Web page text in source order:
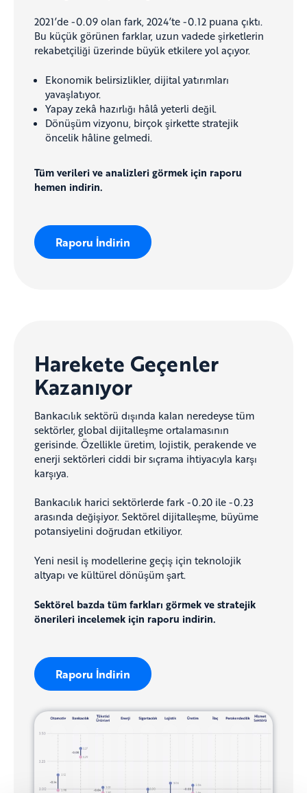
2021’de -0.09 olan fark, 2024’te -0.12 puana çıktı.
Bu küçük görünen farklar, uzun vadede şirketlerin
rekabetçiliği üzerinde büyük etkilere yol açıyor.
Ekonomik belirsizlikler, dijital yatırımları
yavaşlatıyor.
Yapay zekâ hazırlığı hâlâ yeterli değil.
Dönüşüm vizyonu, birçok şirkette stratejik
öncelik hâline gelmedi.
Tüm verileri ve analizleri görmek için raporu
hemen indirin.
Raporu İndirin
Harekete Geçenler
Kazanıyor
Bankacılık sektörü dışında kalan neredeyse tüm
sektörler, global dijitalleşme ortalamasının
gerisinde. Özellikle üretim, lojistik, perakende ve
enerji sektörleri ciddi bir sıçrama ihtiyacıyla karşı
karşıya.
Bankacılık harici sektörlerde fark -0.20 ile -0.23
arasında değişiyor. Sektörel dijitalleşme, büyüme
potansiyelini doğrudan etkiliyor.
Yeni nesil iş modellerine geçiş için teknolojik
altyapı ve kültürel dönüşüm şart.
Sektörel bazda tüm farkları görmek ve stratejik
önerileri incelemek için raporu indirin.
Raporu İndirin